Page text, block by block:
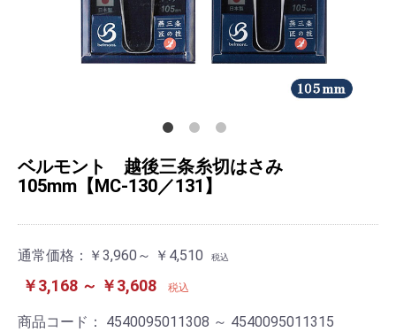
ベルモント 越後三条糸切はさみ
105mm【MC-130／131】
通常価格： ￥3,960～ ￥4,510 税込
￥3,168 ～ ￥3,608 税込
商品コード： 4540095011308 ～ 4540095011315